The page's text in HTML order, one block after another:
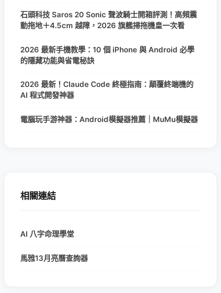
石頭科技 Saros 20 Sonic 聲波騎士開箱評測！高頻震
動拖地＋4.5cm 越障，2026 旗艦掃拖機皇一次看
2026 最新手機教學：10 個 iPhone 與 Android 必學
的隱藏功能與省電秘訣
2026 最新！Claude Code 終極指南：顛覆終端機的
AI 程式開發神器
電腦玩手游神器：Android模擬器推薦｜MuMu模擬器
相關連結
AI 八字命理學堂
馬雅13月亮曆查詢器